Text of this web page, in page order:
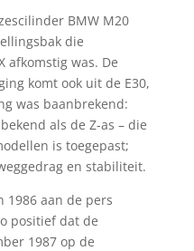
BMW M20
die
afkomstig was. De
komt ook uit de E30,
was baanbrekend:
als de Z-as – die
is toegepast;
en stabiliteit.
1986 aan de pers
positief dat de
1987 op de